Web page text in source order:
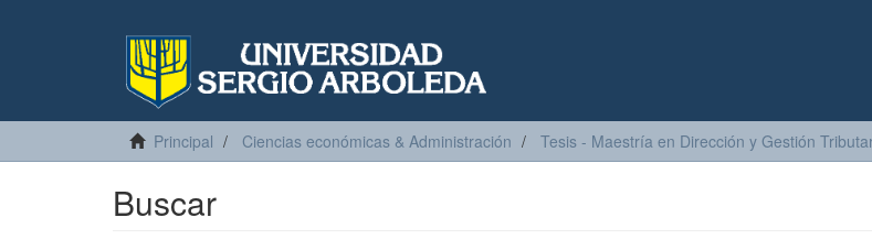
Principal Ciencias económicas & Administración Tesis - Maestría en Dirección y Gestión
Buscar